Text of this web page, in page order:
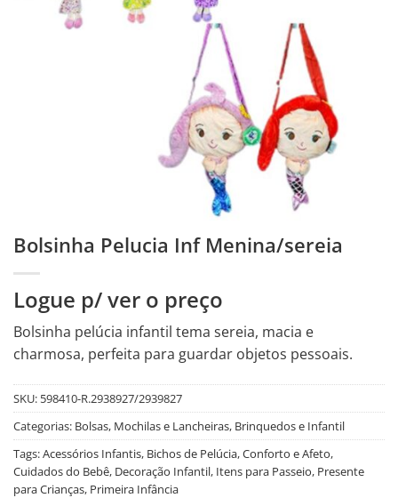
Bolsinha Pelucia Inf Menina/sereia
Logue p/ ver o preço
Bolsinha pelúcia infantil tema sereia, macia e
charmosa, perfeita para guardar objetos pessoais.
SKU: 598410-R.2938927/2939827
Categorias: Bolsas, Mochilas e Lancheiras, Brinquedos e Infantil
Tags:Acessórios Infantis, Bichos de Pelúcia,Conforto e Afeto,
Cuidados do Bebê, Decoração Infantil, Itens para Passeio, Presente
para Crianças, Primeira Infância